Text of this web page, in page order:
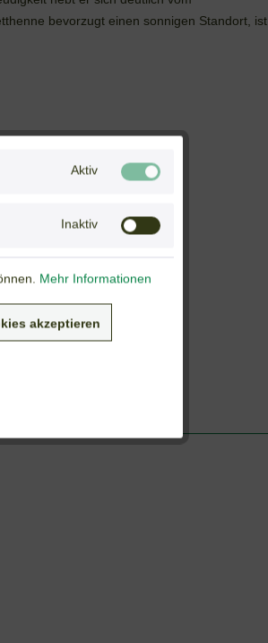
bevorzugt einen sonnigen Standort, ist
Aktiv
Inaktiv
Mehr Informationen
akzeptieren